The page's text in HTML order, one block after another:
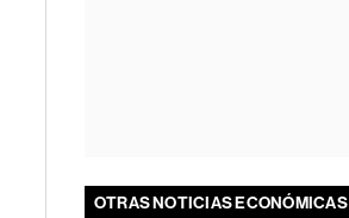
OTRAS NOTICIAS ECONÓMICAS